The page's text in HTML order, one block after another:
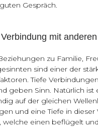
Gespräch.
mit anderen
zu Familie,
sind einer der
Tiefe
geben Sinn. Natürlich ist
auf der gleichen
und eine Tiefe in dieser
welche einen beflügelt